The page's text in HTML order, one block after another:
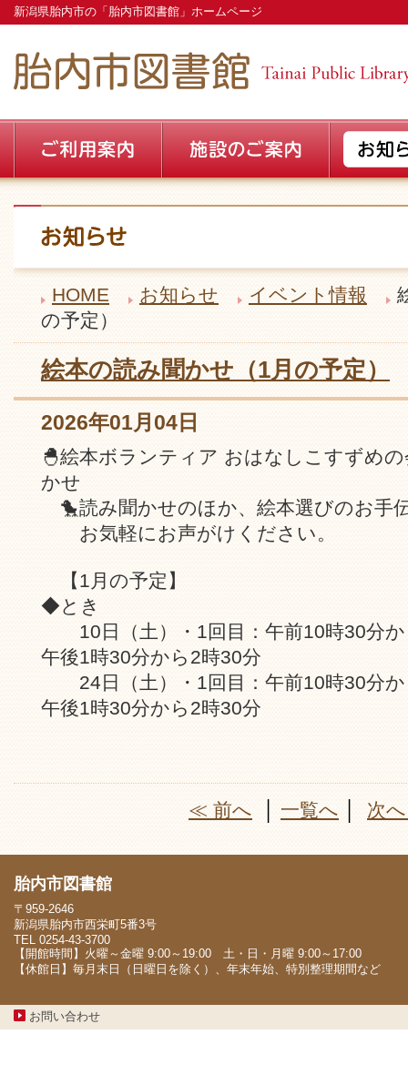
新潟県胎内市の「胎内市図書館」ホームページ
HOME お知らせ イベント情報
の予定）
絵本の読み聞かせ（1月の予定）
2026年01月04日
🐣絵本ボランティア おはなしこすずめ
かせ
🐤読み聞かせのほか、絵本選びのお手
お気軽にお声がけください。
【1月の予定】
◆とき
10日（土）・1回目：午前10時30分か
午後1時30分から2時30分
24日（土）・1回目：午前10時30分か
午後1時30分から2時30分
≪ 前へ 一覧へ 次
胎内市図書館
〒959-2646
新潟県胎内市西栄町5番3号
TEL 0254-43-3700
【開館時間】火曜～金曜 9:00～19:00 土・日・月曜 9:00～17:00
【休館日】毎月末日（日曜日を除く）、年末年始、特別整理期間など
お問い合わせ